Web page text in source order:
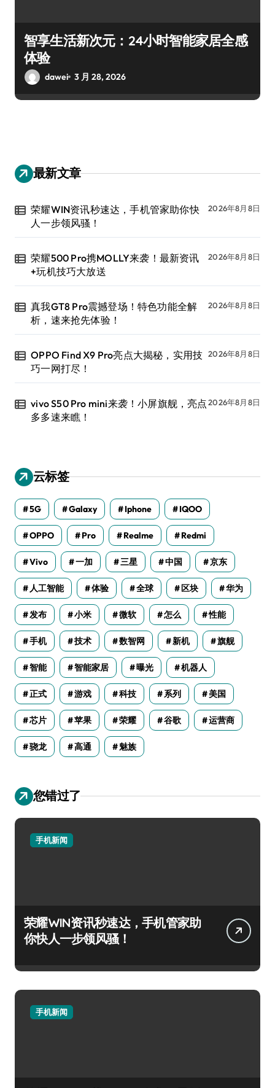
智享生活新次元：24小时智能家居全感
体验
dawei 3 月 28, 2026
最新文章
荣耀WIN资讯秒速达，手机管家助你快
人一步领风骚！
2026年8月8日
荣耀500 Pro携MOLLY来袭！最新资讯
+玩机技巧大放送
2026年8月8日
真我GT8 Pro震撼登场！特色功能全解
析，速来抢先体验！
2026年8月8日
OPPO Find X9 Pro亮点大揭秘，实用技
巧一网打尽！
2026年8月8日
vivo S50 Pro mini来袭！小屏旗舰，亮点
多多速来瞧！
2026年8月8日
云标签
5G Galaxy Iphone IQOO
OPPO Pro Realme Redmi
Vivo 一加 三星 中国 京东
人工智能 体验 全球 区块 华为
发布 小米 微软 怎么 性能
手机 技术 数智网 新机 旗舰
智能 智能家居 曝光 机器人
正式 游戏 科技 系列 美国
芯片 苹果 荣耀 谷歌 运营商
骁龙 高通 魅族
您错过了
手机新闻
荣耀WIN资讯秒速达，手机管家助
你快人一步领风骚！
手机新闻